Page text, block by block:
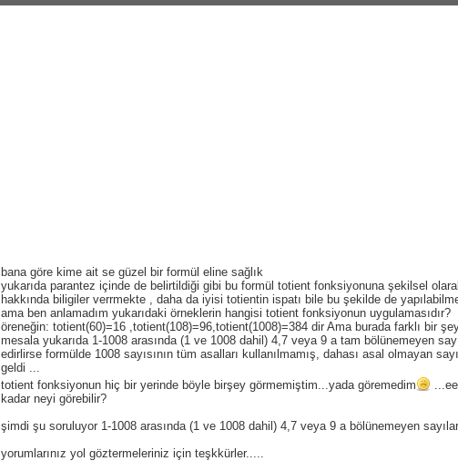
bana göre kime ait se güzel bir formül eline sağlık
yukarıda parantez içinde de belirtildiği gibi bu formül totient fonksiyonuna şekilsel
hakkında biligiler verrmekte , daha da iyisi totientin ispatı bile bu şekilde de
ama ben anlamadım yukarıdaki örneklerin hangisi totient fonksiyonun uygulamasıdır?
öreneğin: totient(60)=16 ,totient(108)=96,totient(1008)=384 dir Ama burada farklı bir
mesala yukarıda 1-1008 arasında (1 ve 1008 dahil) 4,7 veya 9 a tam bölünemeyen
edirlirse formülde 1008 sayısının tüm asalları kullanılmamış, dahası asal olmayan
geldi ...
totient fonksiyonun hiç bir yerinde böyle birşey görmemiştim...yada göremedim
kadar neyi görebilir?
şimdi şu soruluyor 1-1008 arasında (1 ve 1008 dahil) 4,7 veya 9 a bölünemeyen
yorumlarınız yol göztermeleriniz için teşkkürler.....